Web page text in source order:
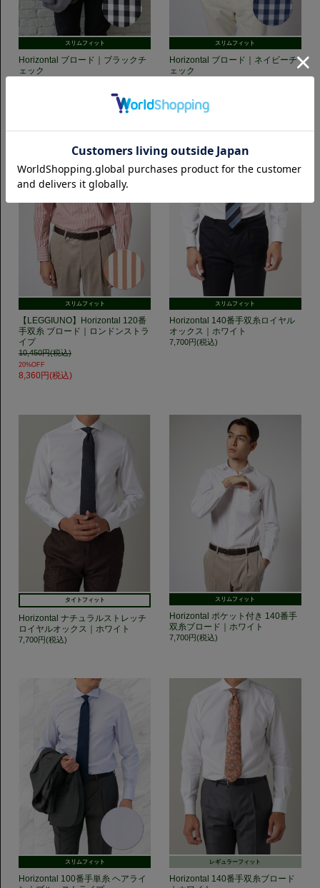
スリムフィット
Horizontal ブロード｜ブラックチ
ェック
スリムフィット
Horizontal ブロード｜ネイビーチ
ェック
スリムフィット
【LEGGIUNO】Horizontal 120番
手双糸 ブロード｜ロンドンストラ
イプ
10,450円(税込)
20%OFF
8,360円(税込)
スリムフィット
Horizontal 140番手双糸ロイヤル
オックス｜ホワイト
7,700円(税込)
タイトフィット
Horizontal ナチュラルストレッチ
ロイヤルオックス｜ホワイト
7,700円(税込)
スリムフィット
Horizontal ポケット付き 140番手
双糸ブロード｜ホワイト
7,700円(税込)
スリムフィット
Horizontal 100番手単糸 ヘアライ
レギュラーフィット
Horizontal 140番手双糸ブロード